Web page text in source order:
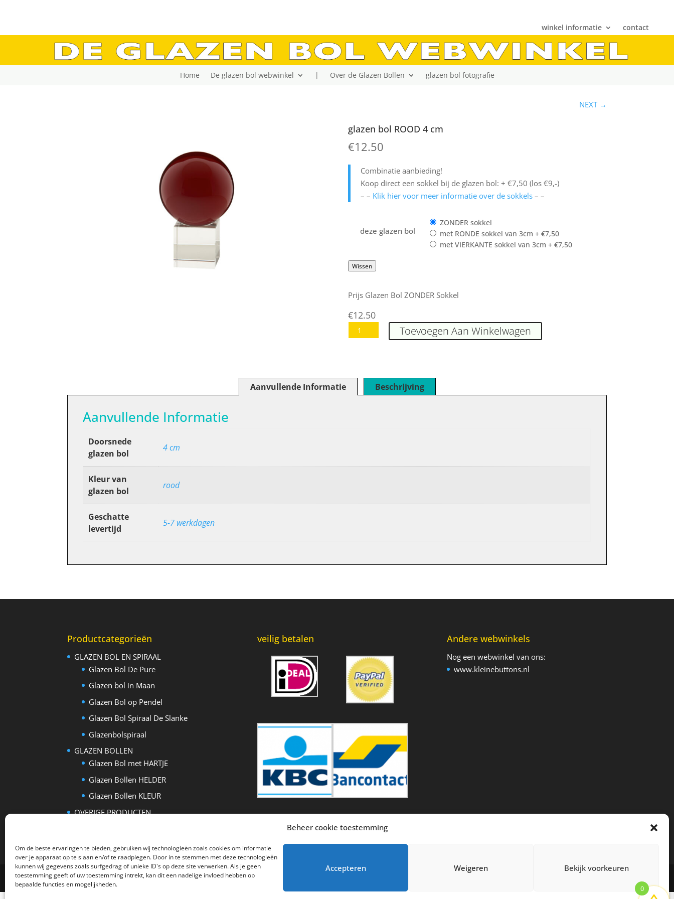
Beheer cookie toestemming
Om de beste ervaringen te bieden, gebruiken wij technologieën zoals cookies om informatie
over je apparaat op te slaan en/of te raadplegen. Door in te stemmen met deze technologieën
kunnen wij gegevens zoals surfgedrag of unieke ID's op deze site verwerken. Als je geen
toestemming geeft of uw toestemming intrekt, kan dit een nadelige invloed hebben op
bepaalde functies en mogelijkheden.
Accepteren Weigeren Bekijk voorkeuren
winkel informatie contact
Home De glazen bol webwinkel | Over de Glazen Bollen glazen bol fotografie
De glazen bol webwinkel/GLAZEN BOLLEN/Glazen Bollen KLEUR / glazen bol ROOD 4 cm
NEXT →
glazen bol ROOD 4 cm
€12.50
Combinatie aanbieding!
Koop direct een sokkel bij de glazen bol: + €7,50 (los €9,-)
– – Klik hier voor meer informatie over de sokkels– –
deze glazen bol
ZONDER sokkel
met RONDE sokkel van 3cm + €7,50
met VIERKANTE sokkel van 3cm + €7,50
Wissen
Prijs Glazen Bol ZONDER Sokkel
€12.50
glazen
bol
cm
Toevoegen Aan Winkelwagen
Aanvullende Informatie Beschrijving
Aanvullende Informatie
Doorsnede
glazen bol
4 cm
Kleur van
glazen bol
rood
Geschatte
levertijd
5-7 werkdagen
Productcategorieën
GLAZEN BOL EN SPIRAAL
Glazen Bol De Pure
Glazen bol in Maan
Glazen Bol op Pendel
Glazen Bol Spiraal De Slanke
Glazenbolspiraal
GLAZEN BOLLEN
Glazen Bol met HARTJE
Glazen Bollen HELDER
Glazen Bollen KLEUR
OVERIGE PRODUCTEN
veilig betalen Andere webwinkels
Nog een webwinkel van ons:
www.kleinebuttons.nl
www.glazenbollen.nl; Dé glazenbollen webwinkel sinds 2011 - Hoge kwaliteit helder kristalglas uit Duitsland
0